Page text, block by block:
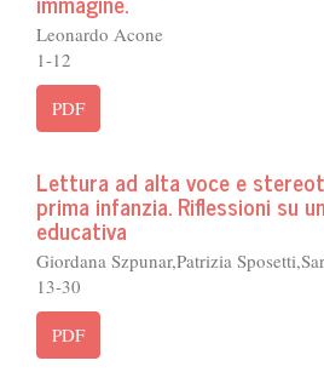
Leonardo Acone
1-12
PDF
Lettura ad alta voce e
prima infanzia. Riflessioni su
educativa
Giordana Szpunar,Patrizia
13-30
PDF